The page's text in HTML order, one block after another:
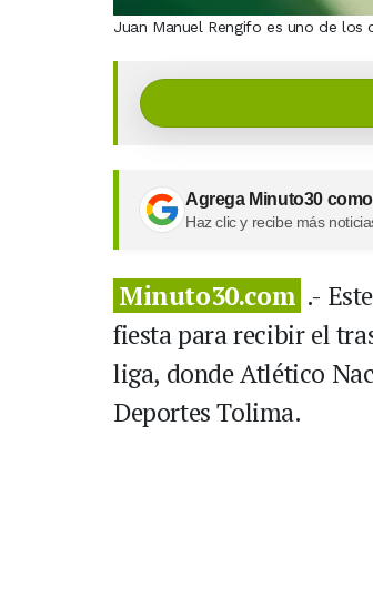
Juan Manuel Rengifo es uno de
Agrega Minuto30
Haz clic y recibe más
Minuto30.com .-
fiesta para recibir el
liga, donde Atlético
Deportes Tolima.